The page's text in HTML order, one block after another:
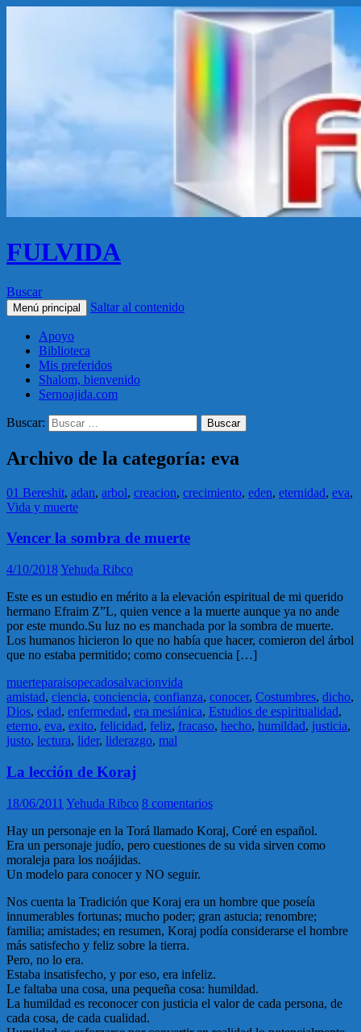
FULVIDA
Buscar
Menú principal Saltar al contenido
Apoyo
Biblioteca
Mis preferidos
Shalom, bienvenido
Sernoajida.com
Buscar:
Archivo de la categoría: eva
01 Bereshit, adan, arbol, creacion, crecimiento, eden, eternidad, eva,
Vida y muerte
Vencer la sombra de muerte
4/10/2018Yehuda Ribco
Este es un estudio en mérito a la elevación espiritual de mi querido
hermano Efraim Z”L, quien vence a la muerte aunque ya no ande
por este mundo.Su luz no es manchada por la sombra de muerte.
Los humanos hicieron lo que no había que hacer, comieron del árbol
que no estaba permitido; como consecuencia […]
muerteparaisopecadosalvacionvida
amistad, ciencia, conciencia, confianza, conocer, Costumbres, dicho,
Dios, edad, enfermedad, era mesiánica, Estudios de espiritualidad,
eterno, eva, exito, felicidad, feliz, fracaso, hecho, humildad, justicia,
justo, lectura, lider, liderazgo, mal
La lección de Koraj
18/06/2011 Yehuda Ribco 8 comentarios
Hay un personaje en la Torá llamado Koraj, Coré en español.
Era un personaje judío, pero cuestiones de su vida sirven como
moraleja para los noájidas.
Un modelo para conocer y NO seguir.
Nos cuenta la Tradición que Koraj era un hombre que poseía
innumerables fortunas; mucho poder; gran astucia; renombre;
familia; amistades; en resumen, Koraj podía considerarse el hombre
más satisfecho y feliz sobre la tierra.
Pero, no lo era.
Estaba insatisfecho, y por eso, era infeliz.
Le faltaba una cosa, una pequeña cosa: humildad.
La humildad es reconocer con justicia el valor de cada persona, de
cada cosa, de cada cualidad.